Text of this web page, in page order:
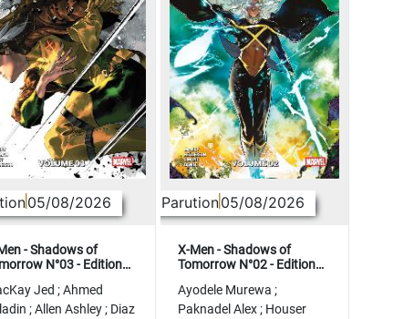
05/08/2026
- Shadows of
N°03 - Edition
Jed ;Ahmed
;Allen Ashley; Diaz
Parution05/08/2026
X-Men - Shadows of
Tomorrow N°02 - Edition
Ayodele Murewa ;
Paknadel Alex; Houser